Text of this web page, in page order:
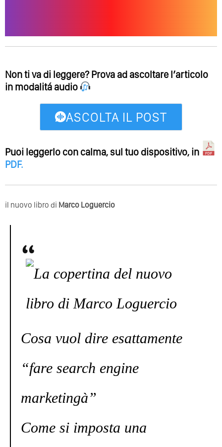
Non ti va di leggere? Prova ad ascoltare l’articolo
in modalitá audio
ASCOLTA IL POST
Puoi leggerlo con calma, sul tuo dispositivo, in
PDF.
il nuovo libro di Marco Loguercio
Cosa vuol dire esattamente
“fare search engine
marketingà”
Come si imposta una